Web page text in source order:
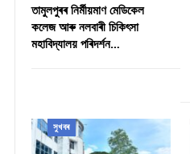
তামুলপুৰৰ নিৰ্মীয়মাণ মেডিকেল
কলেজ আৰু নলবাৰী চিকিৎসা
মহাবিদ্যালয় পৰিদৰ্শন…
সুখবৰ